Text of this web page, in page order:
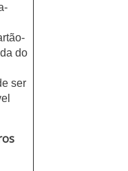
do
ser